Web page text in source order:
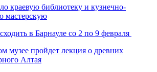
краевую библиотеку и кузнечно-
мастерскую
в Барнауле со 2 по 9 февраля
музее пройдет лекция о древних
Алтая